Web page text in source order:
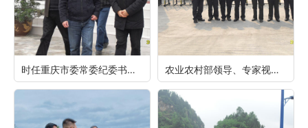
时任重庆市委常委纪委书记徐敬业视察重庆69 农业农村部领导、专家视察指导重庆69工作